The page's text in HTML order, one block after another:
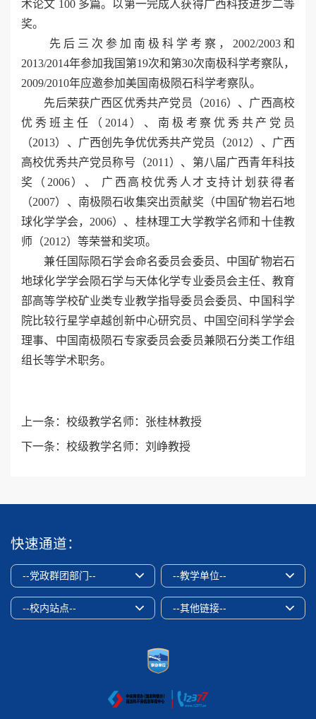
术论文 100 多篇。以第一完成人获得广西科技进步二等
奖。
先后三次参加南极科学考察，2002/2003和
2013/2014年参加我国第19次和第30次南极科学考察队，
2009/2010年应邀参加美国南极陨石科学考察队。
先后荣获广西区优秀共产党员（2016）、广西高校
优秀班主任（2014）、南极考察优秀共产党员
（2013）、广西创先争优优秀共产党员（2012）、广西
高校优秀共产党员称号（2011）、第八届广西青年科技
奖（2006）、 广西高校优秀人才支持计划获得者
（2007）、南极陨石收集突出贡献奖（中国矿物岩石地
球化学学会，2006）、桂林理工大学教学名师和十佳教
师（2012）等荣誉和奖项。
兼任国际陨石学会命名委员会委员、中国矿物岩石
地球化学学会陨石学与天体化学专业委员会主任、教育
部高等学校矿业类专业教学指导委员会委员、中国科学
院比较行星学卓越创新中心研究员、中国空间科学学会
理事、中国南极陨石专家委员会委员兼陨石分类工作组
组长等学术职务。
上一条： 校级教学名师：张桂林教授
下一条： 校级教学名师：刘峥教授
快速通道：
--党政群团部门-- --教学单位--
--校内站点-- --其他链接--